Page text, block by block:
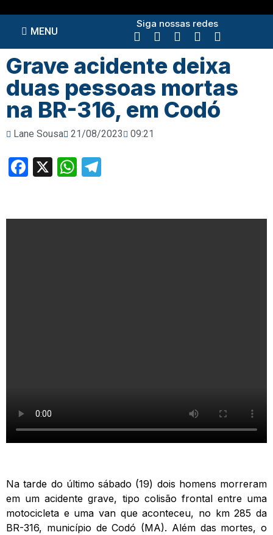
MENU
Siga nossas redes
Grave acidente deixa
duas pessoas mortas
na BR-316, em Codó
Lane Sousa 21/08/2023 09:21
Facebook
X WhatsApp
Na tarde do último sábado (19) dois homens morreram
em um acidente grave, tipo colisão frontal entre uma
motocicleta e uma van que aconteceu, no km 285 da
BR-316, município de Codó (MA). Além das mortes, o